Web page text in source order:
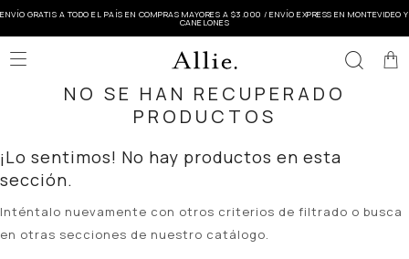
ENVÍO GRATIS A TODO EL PAÍS EN COMPRAS MAYORES A $3.000 / ENVÍO EXPRESS EN MONTEVIDEO Y
CANELONES

NO SE HAN RECUPERADO
PRODUCTOS
¡Lo sentimos! No hay productos en esta
sección.
Inténtalo nuevamente con otros criterios de filtrado o busca
en otras secciones de nuestro catálogo.